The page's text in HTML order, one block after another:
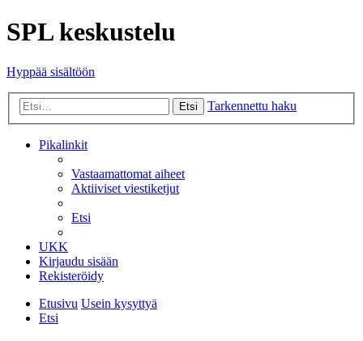
SPL keskustelu
Hyppää sisältöön
Etsi Tarkennettu haku
Pikalinkit
Vastaamattomat aiheet
Aktiiviset viestiketjut
Etsi
UKK
Kirjaudu sisään
Rekisteröidy
Etusivu Usein kysyttyä
Etsi